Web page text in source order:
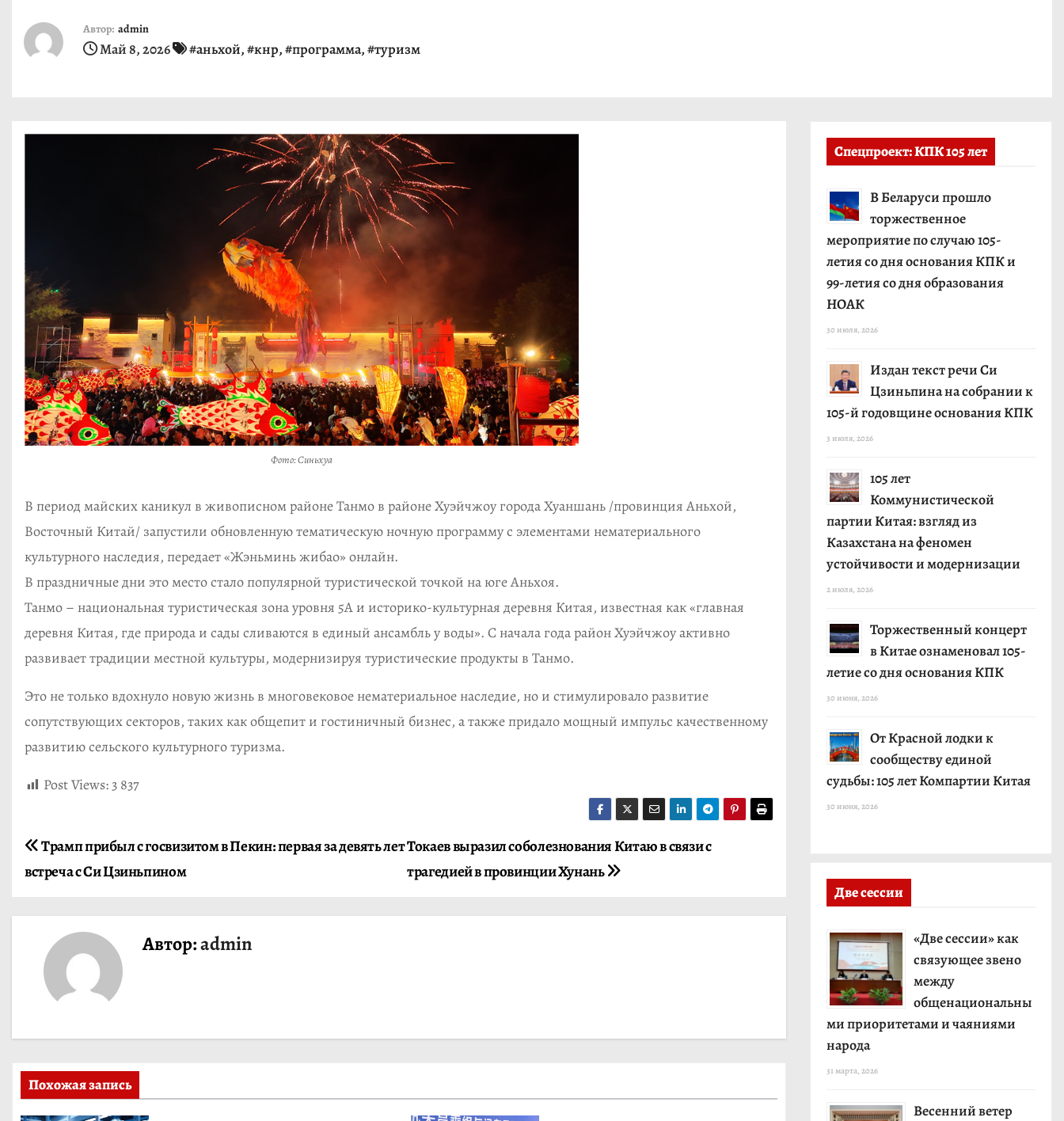
Автор: admin
Май 8, 2026 #аньхой,#кнр,#программа,#туризм
Фото: Синьхуа
В период майских каникул в живописном районе Танмо в районе Хуэйчжоу города Хуаншань /провинция Аньхой,
Восточный Китай/ запустили обновленную тематическую ночную программу с элементами нематериального
культурного наследия, передает «Жэньминь жибао» онлайн.
В праздничные дни это место стало популярной туристической точкой на юге Аньхоя.
Танмо – национальная туристическая зона уровня 5A и историко-культурная деревня Китая, известная как «главная
деревня Китая, где природа и сады сливаются в единый ансамбль у воды». С начала года район Хуэйчжоу активно
развивает традиции местной культуры, модернизируя туристические продукты в Танмо.
Это не только вдохнуло новую жизнь в многовековое нематериальное наследие, но и стимулировало развитие
сопутствующих секторов, таких как общепит и гостиничный бизнес, а также придало мощный импульс качественному
развитию сельского культурного туризма.
Post Views:3 837
Н
а
в
ц
и
Токаев выразил соболезнования Китаю в связи с
трагедией в провинции Хунань
Трамп прибыл с госвизитом в Пекин: первая за девять лет
встреча с Си Цзиньпином
Автор:admin
Похожая запись
Спецпроект: КПК 105 лет
В Беларуси прошло
торжественное
мероприятие по случаю 105-
летия со дня основания КПК и
99-летия со дня образования
НОАК
30 июля, 2026
Издан текст речи Си
Цзиньпина на собрании к
105-й годовщине основания КПК
3 июля, 2026
105 лет
Коммунистической
партии Китая: взгляд из
Казахстана на феномен
устойчивости и модернизации
2 июля, 2026
Торжественный концерт
в Китае ознаменовал 105-
летие со дня основания КПК
30 июня, 2026
От Красной лодки к
сообществу единой
судьбы: 105 лет Компартии Китая
30 июня, 2026
Две сессии
«Две сессии» как
связующее звено
между
общенациональны
ми приоритетами и чаяниями
народа
31 марта, 2026
Весенний ветер